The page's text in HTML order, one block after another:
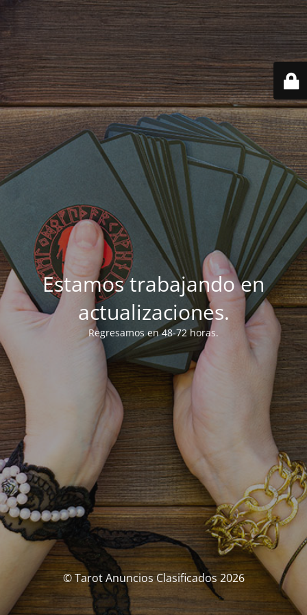
Estamos trabajando en
actualizaciones.
Regresamos en 48-72 horas.
© Tarot Anuncios Clasificados 2026